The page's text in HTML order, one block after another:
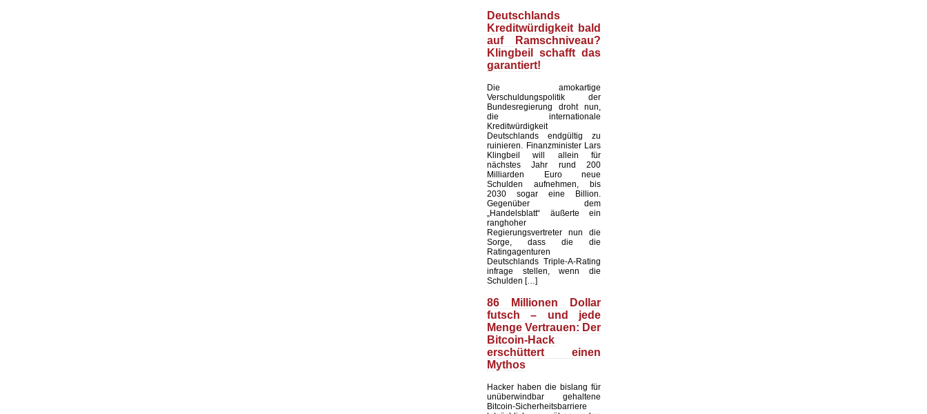
Deutschlands
Kreditwürdigkeit bald
auf Ramschniveau?
Klingbeil schafft das
garantiert!
Die amokartige
Verschuldungspolitik der
Bundesregierung droht nun,
die internationale
Kreditwürdigkeit
Deutschlands endgültig zu
ruinieren. Finanzminister Lars
Klingbeil will allein für
nächstes Jahr rund 200
Milliarden Euro neue
Schulden aufnehmen, bis
2030 sogar eine Billion.
Gegenüber dem
„Handelsblatt“ äußerte ein
ranghoher
Regierungsvertreter nun die
Sorge, dass die die
Ratingagenturen
Deutschlands Triple-A-Rating
infrage stellen, wenn die
Schulden […]
86 Millionen Dollar
futsch – und jede
Menge Vertrauen: Der
Bitcoin-Hack
erschüttert einen
Mythos
Hacker haben die bislang für
unüberwindbar gehaltene
Bitcoin-Sicherheitsbarriere